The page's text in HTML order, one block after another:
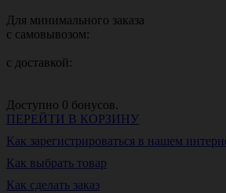
Для минимального заказа
с самовывозом:
с доставкой:
Доступно 0 бонусов.
ПЕРЕЙТИ В КОРЗИНУ
Как зарегистрироваться в нашем
Как выбрать товар
Как сделать заказ